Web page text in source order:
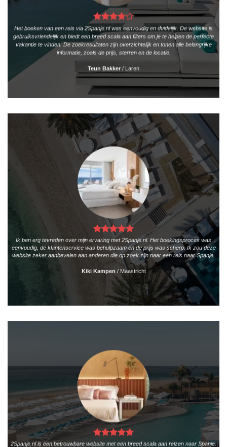
Het boeken van een reis via 2Spanje.nl was eenvoudig en duidelijk. De website is
gebruiksvriendelijk en biedt een breed scala aan filters om je te helpen de perfecte
vakantie te vinden. De zoekresultaten zijn overzichtelijk en tonen alle belangrijke
informatie, zoals de prijs, sterren en de locatie.
Teun Bakker / Laren
Ik ben erg tevreden over mijn ervaring met 2Spanje.nl. Het boekingsproces was
eenvoudig, de klantenservice was behulpzaam en de prijs was scherp. Ik zou deze
website zeker aanbevelen aan anderen die op zoek zijn naar een reis naar Spanje.
Kiki Kampen /Maastricht
2Spanje.nl is een betrouwbare website met een breed scala aan reizen naar Spanje.